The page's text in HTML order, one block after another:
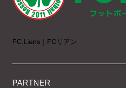
FC.Liens｜FCリアン
PARTNER